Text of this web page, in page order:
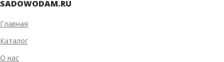
SADOWODAM.RU
Главная
Каталог
О нас